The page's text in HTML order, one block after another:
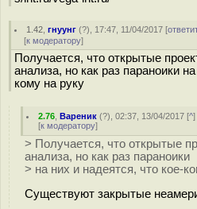
1.42 ,гнуунг (?), 17:47, 11/04/2017 [
[к модератору]
Получается, что открытые
анализа, но как раз параноики
кому на руку
2.76 ,Вареник (?), 02:37, 13/04/2017 [^]
[к модератору]
> Получается, что открытые
анализа, но как раз параноики
> на них и надеятся, что кое-
Существуют закрытые